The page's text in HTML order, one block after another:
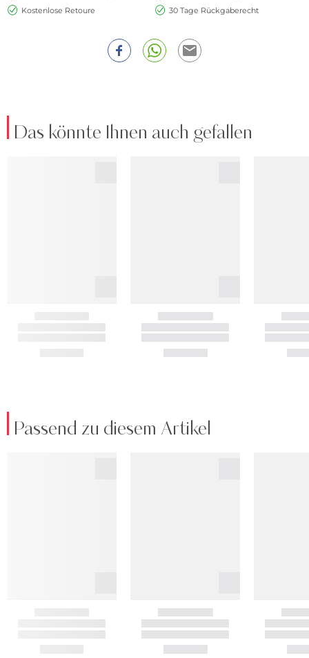
Kostenlose Retoure
30 Tage Rückgaberecht
Das könnte Ihnen auch gefallen
Passend zu diesem Artikel